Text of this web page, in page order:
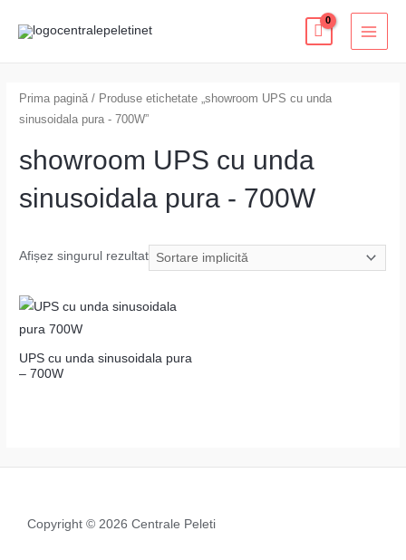
Prima pagină / Produse etichetate „showroom UPS cu unda
sinusoidala pura - 700W”
showroom UPS cu unda
sinusoidala pura - 700W
Afișez singurul rezultat
UPS cu unda sinusoidala pura
– 700W
Copyright © 2026 Centrale Peleti